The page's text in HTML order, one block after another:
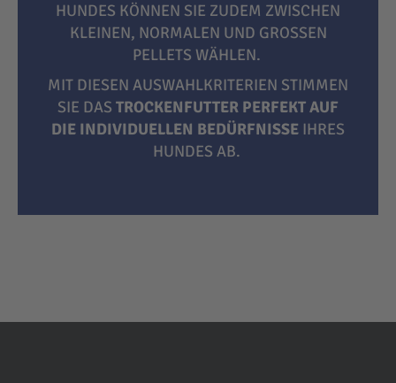
HUNDES KÖNNEN SIE ZUDEM ZWISCHEN
KLEINEN, NORMALEN UND GROSSEN P
ELLETS WÄHLEN.
MIT DIESEN AUSWAHLKRITERIEN STIMMEN
SIE DAS TROCKENFUTTER PERFEKT AUF
DIE INDIVIDUELLEN BEDÜRFNISSE IHRES
HUNDES AB.